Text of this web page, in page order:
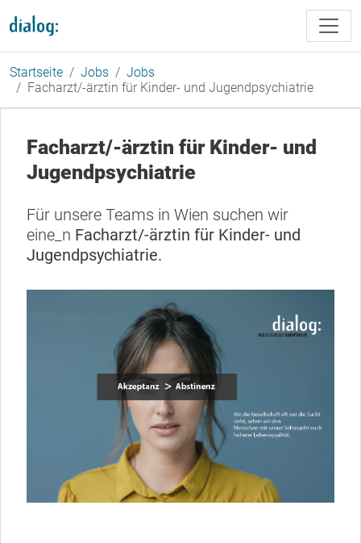
Startseite Jobs
Jobs
Facharzt/-ärztin für Kinder- und Jugendpsychiatrie
Facharzt/-ärztin für Kinder- und
Jugendpsychiatrie
Für unsere Teams in Wien suchen wir
eine_n Facharzt/-ärztin für Kinder- und
Jugendpsychiatrie.